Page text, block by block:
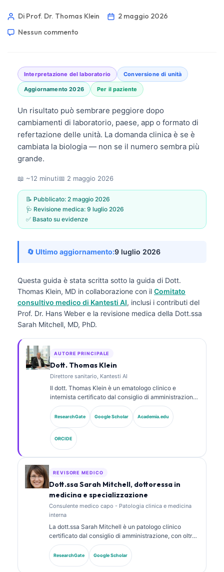
Di Prof. Dr. Thomas Klein
2 maggio 2026
Nessun commento
Interpretazione del laboratorio Conversione di unità
Aggiornamento 2026 Per il paziente
Un risultato può sembrare peggiore dopo
cambiamenti di laboratorio, paese, app o formato di
refertazione delle unità. La domanda clinica è se è
cambiata la biologia — non se il numero sembra più
grande.
📖 ~12 minuti📅 2 maggio 2026
📝 Pubblicato: 2 maggio 2026
🩺 Revisione medica: 9 luglio 2026
✅ Basato su evidenze
🔄 Ultimo aggiornamento:9 luglio 2026
Questa guida è stata scritta sotto la guida di Dott.
Thomas Klein, MD in collaborazione con il Comitato
consultivo medico di Kantesti AI, inclusi i contributi del
Prof. Dr. Hans Weber e la revisione medica della Dott.ssa
Sarah Mitchell, MD, PhD.
AUTORE PRINCIPALE
Dott. Thomas Klein
Direttore sanitario, Kantesti AI
Il dott. Thomas Klein è un ematologo clinico e
internista certificato dal consiglio di amministrazione,
con oltre 15 anni di esperienza in medicina di
laboratorio e analisi clinica assistita da AI. In qualità
di Chief Medical Officer presso Kantesti AI, fornisce
supervisione clinica sull’accuratezza medica della
rete neurale proprietaria. Il dott. Klein ha pubblicato
ampiamente su interpretazione dei biomarcatori e
diagnostica di laboratorio su argomenti di medicina di
ResearchGate Google Scholar Academia.edu
ORCIDE
REVISORE MEDICO
Dott.ssa Sarah Mitchell, dottoressa in
medicina e specializzazione
Consulente medico capo - Patologia clinica e medicina
interna
La dott.ssa Sarah Mitchell è un patologo clinico
certificato dal consiglio di amministrazione, con oltre
18 anni di esperienza in medicina di laboratorio e
analisi diagnostica. Possiede certificazioni di
specializzazione in chimica clinica e ha pubblicato
ResearchGate Google Scholar